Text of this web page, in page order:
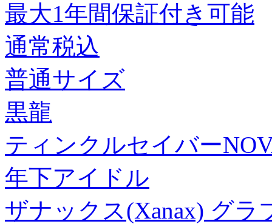
最大1年間保証付き可能
通常税込
普通サイズ
黒龍
ティンクルセイバー
年下アイドル
ザナックス(Xanax) グ